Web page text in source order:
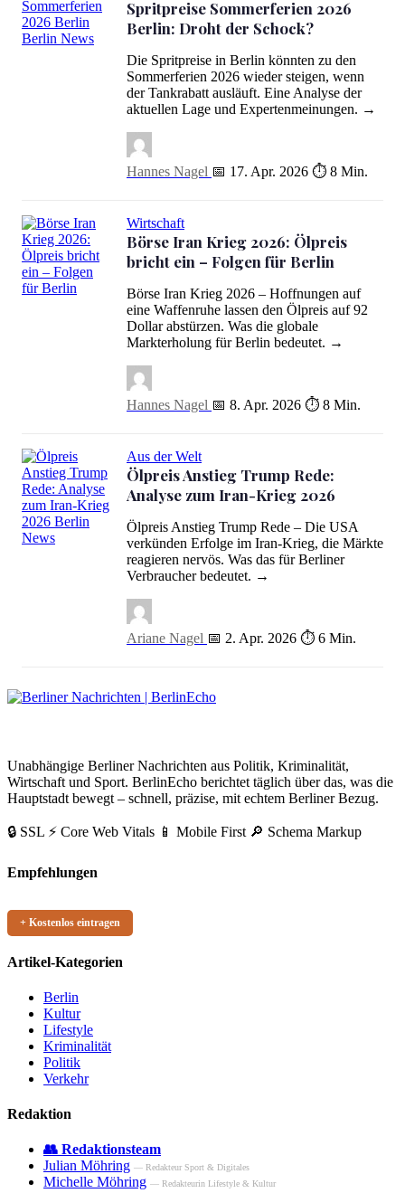
Spritpreise Sommerferien 2026 Berlin: Droht der Schock?
Spritpreise Sommerferien 2026
Berlin: Droht der Schock?
Die Spritpreise in Berlin könnten zu den
Sommerferien 2026 wieder steigen, wenn
der Tankrabatt ausläuft. Eine Analyse der
aktuellen Lage und Expertenmeinungen. →
Hannes Nagel 📅 17. Apr. 2026 ⏱ 8 Min.
Börse Iran Krieg 2026: Ölpreis bricht ein – Folgen für Berlin
Wirtschaft
Börse Iran Krieg 2026: Ölpreis
bricht ein – Folgen für Berlin
Börse Iran Krieg 2026 – Hoffnungen auf
eine Waffenruhe lassen den Ölpreis auf 92
Dollar abstürzen. Was die globale
Markterholung für Berlin bedeutet. →
Hannes Nagel 📅 8. Apr. 2026 ⏱ 8 Min.
Ölpreis Anstieg Trump Rede: Analyse zum Iran-Krieg 2026
Aus der Welt
Ölpreis Anstieg Trump Rede:
Analyse zum Iran-Krieg 2026
Ölpreis Anstieg Trump Rede – Die USA
verkünden Erfolge im Iran-Krieg, die Märkte
reagieren nervös. Was das für Berliner
Verbraucher bedeutet. →
Ariane Nagel 📅 2. Apr. 2026 ⏱ 6 Min.
Unabhängige Berliner Nachrichten aus Politik, Kriminalität,
Wirtschaft und Sport. BerlinEcho berichtet täglich über das, was die
Hauptstadt bewegt – schnell, präzise, mit echtem Berliner Bezug.
🔒 SSL ⚡ Core Web Vitals 📱 Mobile First 🔎 Schema Markup
Empfehlungen
+ Kostenlos eintragen
Artikel-Kategorien
Berlin
Kultur
Lifestyle
Kriminalität
Politik
Verkehr
Redaktion
👥 Redaktionsteam
Julian Möhring — Redakteur Sport & Digitales
Michelle Möhring — Redakteurin Lifestyle & Kultur